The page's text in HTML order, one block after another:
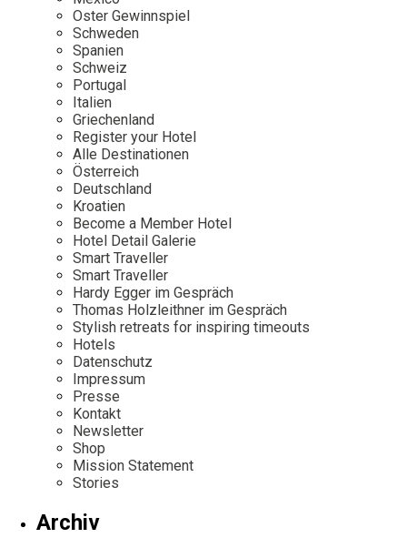
Mexico
Niederlande
Österreich
Portugal
Schweden
Spanien
Schweiz
Persönlichkeiten
Our Story
Career
Kontakt
Impressum
Oster Gewinnspiel
Schweden
Spanien
Schweiz
Portugal
Italien
Griechenland
Register your Hotel
Alle Destinationen
Österreich
Deutschland
Kroatien
Become a Member Hotel
Hotel Detail Galerie
Smart Traveller
Smart Traveller
Hardy Egger im Gespräch
Thomas Holzleithner im Gespräch
Stylish retreats for inspiring timeouts
Hotels
Datenschutz
Impressum
Presse
Kontakt
Newsletter
Shop
Mission Statement
Stories
Archiv